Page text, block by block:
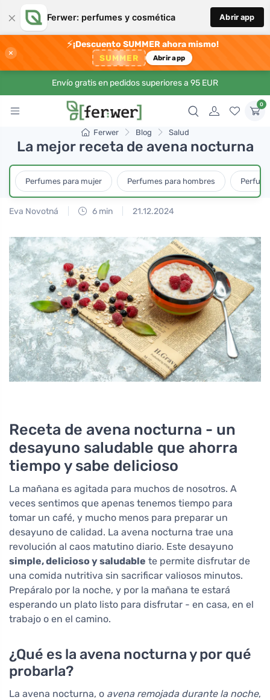
× Ferwer: perfumes y cosmética Abrir app
×
⚡¡Descuento SUMMER ahora mismo!
SUMMER Abrir app
Envío gratis en pedidos superiores a 95 EUR
0
Ferwer Blog Salud
La mejor receta de avena nocturna
Perfumes para mujer Perfumes para hombres
Eva Novotná 6 min 21.12.2024
Receta de avena nocturna - un
desayuno saludable que ahorra
tiempo y sabe delicioso
La mañana es agitada para muchos de nosotros. A
veces sentimos que apenas tenemos tiempo para
tomar un café, y mucho menos para preparar un
desayuno de calidad. La avena nocturna trae una
revolución al caos matutino diario. Este desayuno
simple, delicioso y saludable te permite disfrutar de
una comida nutritiva sin sacrificar valiosos minutos.
Prepáralo por la noche, y por la mañana te estará
esperando un plato listo para disfrutar - en casa, en el
trabajo o en el camino.
¿Qué es la avena nocturna y por qué
probarla?
La avena nocturna, o avena remojada durante la noche,